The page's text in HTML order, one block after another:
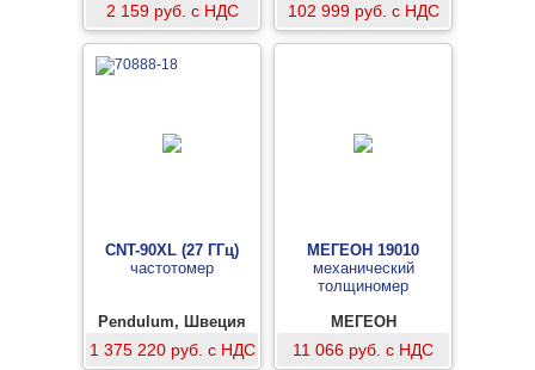
2 159 руб. с НДС 102 999 руб. с НДС
CNT-90XL (27 ГГц)
частотомер
Pendulum, Швеция
1 375 220 руб. с НДС
МЕГЕОН 19010
механический
толщиномер
МЕГЕОН
11 066 руб. с НДС